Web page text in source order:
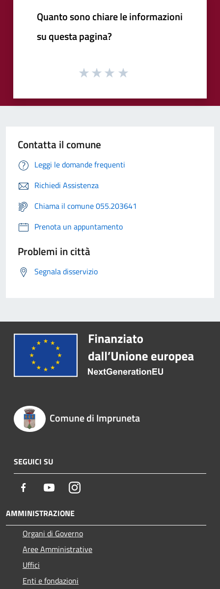
Quanto sono chiare le informazioni
su questa pagina?
Contatta il comune
Leggi le domande frequenti
Richiedi Assistenza
Chiama il comune 055.203641
Prenota un appuntamento
Problemi in città
Segnala disservizio
Comune di Impruneta
SEGUICI SU
Facebook YoutubeInstagram
AMMINISTRAZIONE
Organi di Governo
Aree Amministrative
Uffici
Enti e fondazioni